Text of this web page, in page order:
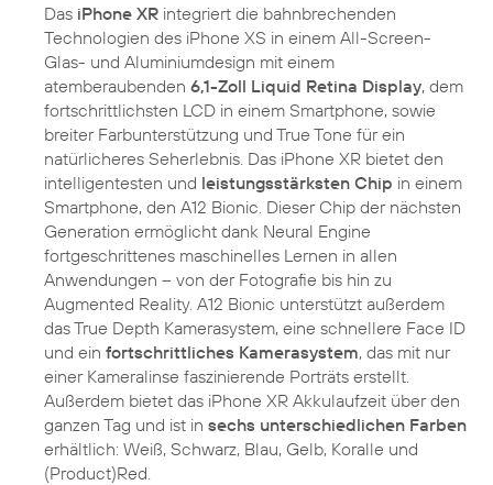
Das iPhone XR integriert die bahnbrechenden
Technologien des iPhone XS in einem All-Screen-
Glas- und Aluminiumdesign mit einem
atemberaubenden 6,1-Zoll Liquid Retina Display, dem
fortschrittlichsten LCD in einem Smartphone, sowie
breiter Farbunterstützung und True Tone für ein
natürlicheres Seherlebnis. Das iPhone XR bietet den
intelligentesten und leistungsstärksten Chip in einem
Smartphone, den A12 Bionic. Dieser Chip der nächsten
Generation ermöglicht dank Neural Engine
fortgeschrittenes maschinelles Lernen in allen
Anwendungen – von der Fotografie bis hin zu
Augmented Reality. A12 Bionic unterstützt außerdem
das True Depth Kamerasystem, eine schnellere Face ID
und ein fortschrittliches Kamerasystem, das mit nur
einer Kameralinse faszinierende Porträts erstellt.
Außerdem bietet das iPhone XR Akkulaufzeit über den
ganzen Tag und ist in sechs unterschiedlichen Farben
erhältlich: Weiß, Schwarz, Blau, Gelb, Koralle und
(Product)Red.